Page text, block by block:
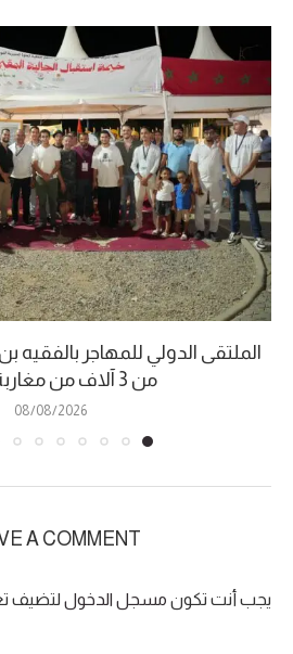
الملتقى الدولي للمهاجر
من 3 آلاف من مغاربة العالم
08/08/2026
A COMMENT
يجب أنت تكون مسجل الدخول لتضيف